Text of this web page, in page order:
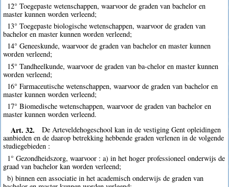
12° Toegepaste wetenschappen, waarvoor de graden van bachelor en
master kunnen worden verleend;
13° Toegepaste biologische wetenschappen, waarvoor de graden van
bachelor en master kunnen worden verleend;
14° Geneeskunde, waarvoor de graden van bachelor en master kunnen
worden verleend;
15° Tandheelkunde, waarvoor de graden van ba-chelor en master kunnen
worden verleend;
16° Farmaceutische wetenschappen, waarvoor de graden van bachelor en
master kunnen worden verleend;
17° Biomedische wetenschappen, waarvoor de graden van bachelor en
master kunnen worden verleend.
Art. 32.
De Arteveldehogeschool kan in de vestiging Gent opleidingen
aanbieden en de daarop betrekking hebbende graden verlenen in de volgende
studiegebieden :
1° Gezondheidszorg, waarvoor : a) in het hoger professioneel onderwijs de
graad van bachelor kan worden verleend;
b) binnen een associatie in het academisch onderwijs de graden van